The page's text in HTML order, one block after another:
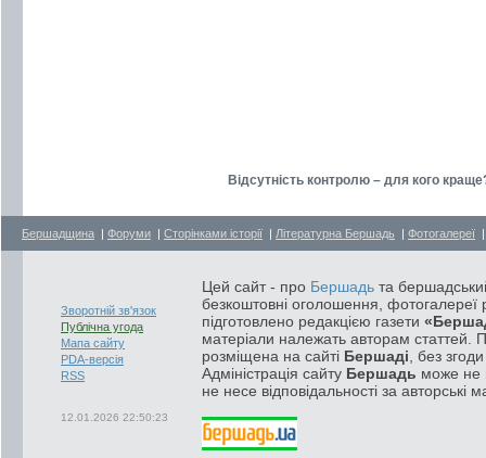
Відсутність контролю – для кого
Бершадщина | Форуми | Сторінками історії | Літературна Бершадь | Фотогалереї
Зворотній зв'язок
Публічна угода
Мапа сайту
PDA-версія
RSS
12.01.2026 22:50:23
Цей сайт - про Бершадь та
безкоштовні оголошення, фотогалереї
підготовлено редакцією газети
матеріали належать авторам статтей.
розміщена на сайті Бершаді , без
Адміністрація сайту Бершадь може не
не несе відповідальності за авторські